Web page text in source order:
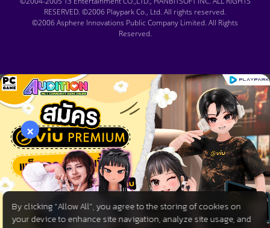
RESERVED. ©2006 Playpark Co., Ltd. All rights reserved.
©2006 Asphere Innovations Public Company Limited. All Rights
Reserved.
×
By clicking “Allow All”, you agree to the storing of cookies on
your device to enhance site navigation, analyze site usage, and